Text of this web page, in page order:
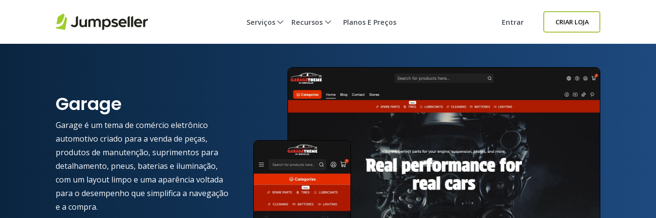
Serviços Recursos Planos E Preços Entrar CRIAR LOJA
Garage
Garage é um tema de comércio eletrônico
automotivo criado para a venda de peças,
produtos de manutenção, suprimentos para
detalhamento, pneus, baterias e iluminação,
com um layout limpo e uma aparência voltada
para o desempenho que simplifica a navegação
e a compra.